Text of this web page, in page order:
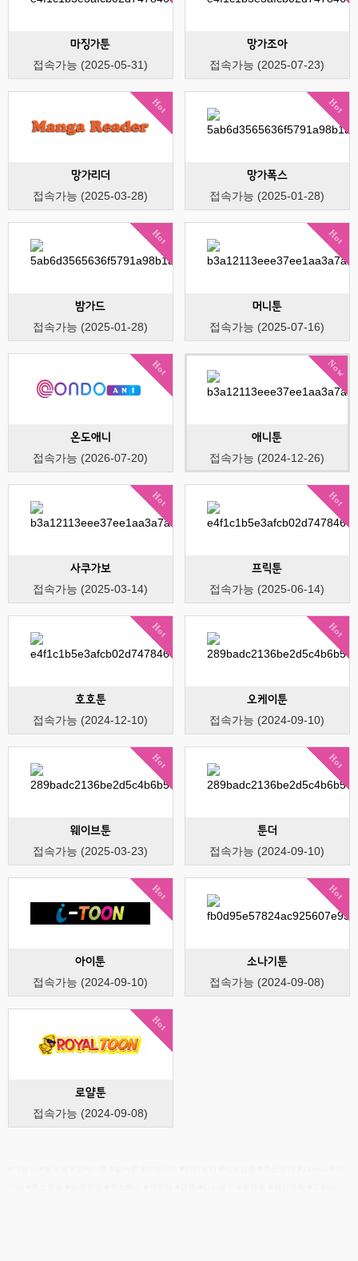
마징가툰
접속가능 (2025-05-31)
망가조아
접속가능 (2025-07-23)
Hot
망가리더
접속가능 (2025-03-28)
Hot
망가폭스
접속가능 (2025-01-28)
Hot
밤가드
접속가능 (2025-01-28)
Hot
머니툰
접속가능 (2025-07-16)
Hot
온도애니
접속가능 (2026-07-20)
Now
애니툰
접속가능 (2024-12-26)
Hot
사쿠가보
접속가능 (2025-03-14)
Hot
프릭툰
접속가능 (2025-06-14)
Hot
호호툰
접속가능 (2024-12-10)
Hot
오케이툰
접속가능 (2024-09-10)
Hot
웨이브툰
접속가능 (2025-03-23)
Hot
툰더
접속가능 (2024-09-10)
Hot
아이툰
접속가능 (2024-09-10)
Hot
소나기툰
접속가능 (2024-09-08)
Hot
로얄툰
접속가능 (2024-09-08)